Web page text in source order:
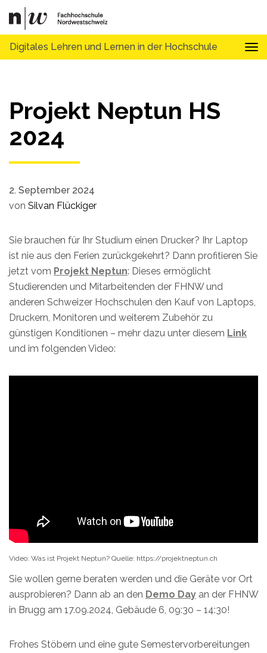
Digitales Lehren und Lernen in der Hochschule
Projekt Neptun HS
2024
2. September 2024
von Silvan Flückiger
Sie brauchen für Ihr Studium einen Drucker? Ihr Laptop
ist nie aus den Ferien zurückgekehrt? Dann profitieren Sie
jetzt vom Projekt Neptun: Dieses ermöglicht
Studierenden und Mitarbeitenden der FHNW und
anderen Schweizer Hochschulen den Kauf von Laptops,
Druckern, Monitoren und weiterem Zubehör zu
günstigen Konditionen – mehr dazu unter diesem Link
und im folgenden Video:
Video: Was ist Projekt Neptun? Quelle: https://projektneptun.ch
Sie wollen gerne beraten werden und die Geräte vor Ort
ausprobieren? Dann ab an den Demo Day an der FHNW
in Brugg am 17.09.2024, Gebäude 6, 09:30 – 14:30!
Frohes Stöbern und eine gute Semestervorbereitungen